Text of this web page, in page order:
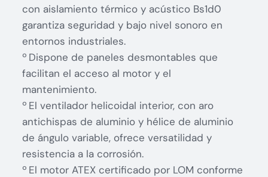
con aislamiento térmico y acústico Bs1d0
garantiza seguridad y bajo nivel sonoro en
entornos industriales.
º Dispone de paneles desmontables que
facilitan el acceso al motor y el
mantenimiento.
º El ventilador helicoidal interior, con aro
antichispas de aluminio y hélice de aluminio
de ángulo variable, ofrece versatilidad y
resistencia a la corrosión.
º El motor ATEX certificado por LOM conforme